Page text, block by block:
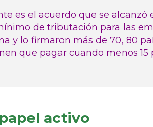
es el acuerdo que se alcanzó
de tributación para las
y lo firmaron más de 70, 80
que pagar cuando menos 15
activo